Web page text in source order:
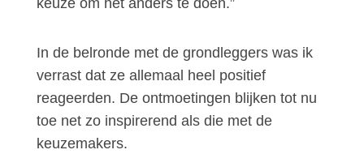
In de belronde met de grondleggers was ik
verrast dat ze allemaal heel positief
reageerden. De ontmoetingen blijken tot nu
toe net zo inspirerend als die met de
keuzemakers.